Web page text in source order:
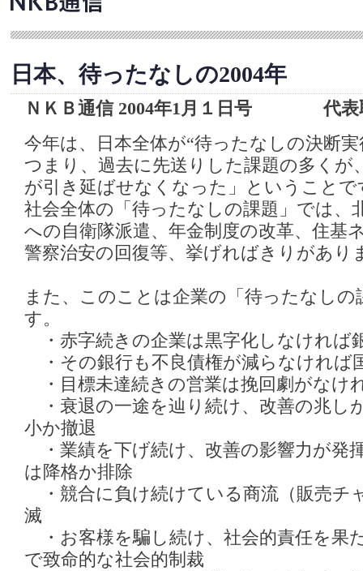
日本、待ったなしの2004年
ＮＫＢ通信 2004年1月１日号 代表
今年は、日本全体が“待ったなしの決断
つまり、過去に先送りした課題の多くが
が引き延ばせなくなった」ということで
社会全体の「待ったなしの課題」では、
への自衛隊派遣、年金制度の改革、住基
警察治安の回復等、挙げればきりがあり
また、このことは企業の「待ったなし
す。
・赤字続きの企業は黒字化しなければ
・その銀行も不良債権が減らなければ
・目標未達続きの営業は挽回劇がなけ
・衰退の一途を辿り続け、改善の兆し
小か撤退
・業績を下げ続け、改善の影響力が発
は降格か排除
・競合に負け続けている商流（販売チ
滅
・お客様を騙し続け、社会的責任を果
で致命的な社会的制裁